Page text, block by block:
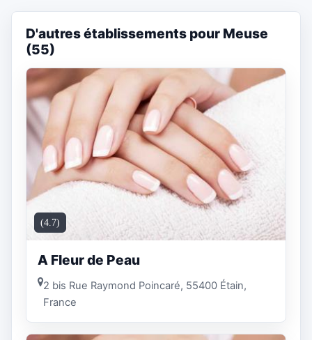
D'autres établissements pour Meuse
(55)
(4.7)
A Fleur de Peau
2 bis Rue Raymond Poincaré, 55400 Étain,
France